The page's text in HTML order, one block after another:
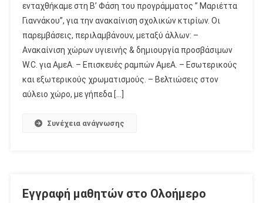
ενταχθήκαμε στη Β’ Φάση του προγράμματος ” Μαριέττα
Γιαννάκου”, για την ανακαίνιση σχολικών κτιρίων. Οι
παρεμβάσεις, περιλαμβάνουν, μεταξύ άλλων: –
Ανακαίνιση χώρων υγιεινής & δημιουργία προσβάσιμων
W.C. για ΑμεΑ. – Επισκευές ραμπών ΑμεΑ. – Εσωτερικούς
και εξωτερικούς χρωματισμούς. – Βελτιώσεις στον
αύλειο χώρο, με γήπεδα […]
Συνέχεια ανάγνωσης
Εγγραφή μαθητών στο Ολοήμερο